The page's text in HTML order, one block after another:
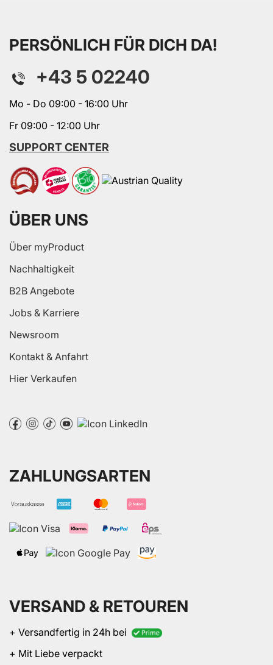
PERSÖNLICH FÜR DICH DA!
+43 5 02240
Mo - Do 09:00 - 16:00 Uhr
Fr 09:00 - 12:00 Uhr
SUPPORT CENTER
ÜBER UNS
Über myProduct
Nachhaltigkeit
B2B Angebote
Jobs & Karriere
Newsroom
Kontakt & Anfahrt
Hier Verkaufen
ZAHLUNGSARTEN
VERSAND & RETOUREN
+ Versandfertig in 24h bei
+ Mit Liebe verpackt